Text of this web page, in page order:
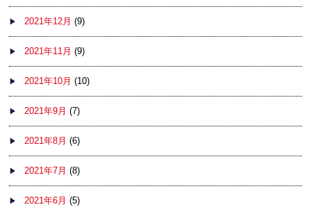
2021年12月 (9)
2021年11月 (9)
2021年10月 (10)
2021年9月 (7)
2021年8月 (6)
2021年7月 (8)
2021年6月 (5)